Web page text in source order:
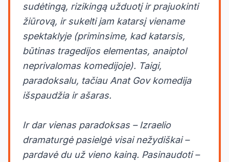
sudėtingą, rizikingą užduotį ir prajuokinti
žiūrovą, ir sukelti jam katarsį viename
spektaklyje (priminsime, kad katarsis,
būtinas tragedijos elementas, anaiptol
neprivalomas komedijoje). Taigi,
paradoksalu, tačiau Anat Gov komedija
išspaudžia ir ašaras.
Ir dar vienas paradoksas – Izraelio
dramaturgė pasielgė visai nežydiškai –
pardavė du už vieno kainą. Pasinaudoti –